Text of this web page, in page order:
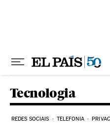
Tecnologia
REDES SOCIAIS TELEFONIA